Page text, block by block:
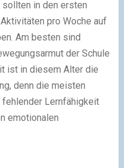
in den ersten
pro Woche auf
Am besten sind
der Schule
ist in diesem Alter die
denn die meisten
fehlender Lernfähigkeit
emotionalen